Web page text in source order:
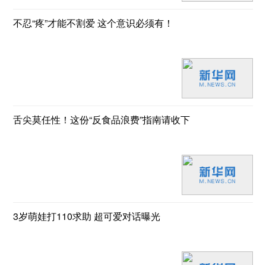
不忍“疼”才能不割爱 这个意识必须有！
舌尖莫任性！这份“反食品浪费”指南请收下
3岁萌娃打110求助 超可爱对话曝光